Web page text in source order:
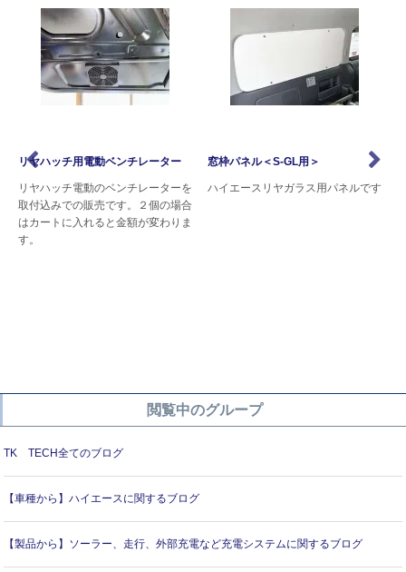
リヤハッチ用電動ベンチレーター
リヤハッチ電動のベンチレーターを
取付込みでの販売です。２個の場合
はカートに入れると金額が変わりま
す。
窓枠パネル＜S-GL用＞
ハイエースリヤガラス用パネルです
閲覧中のグループ
TK TECH全てのブログ
【車種から】ハイエースに関するブログ
【製品から】ソーラー、走行、外部充電など充電システムに関するブログ